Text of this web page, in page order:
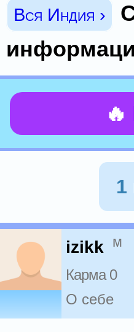
Вся Индия ›
1
izikk м
Карма 0
О себе